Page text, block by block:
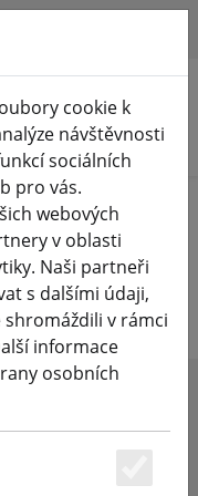
cookie k
návštěvnosti
sociálních
pro vás.
webových
v oblasti
Naši partneři
s dalšími údaji,
v rámci
informace
osobních